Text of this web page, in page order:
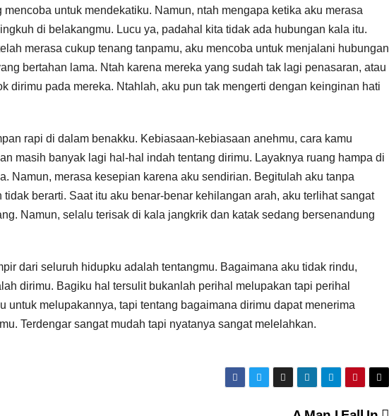
untuk mendekatiku. Namun, ntah mengapa ketika aku merasa
di belakangmu. Lucu ya, padahal kita tidak ada hubungan kala itu.
merasa cukup tenang tanpamu, aku mencoba untuk menjalani hubungan
bertahan lama. Ntah karena mereka yang sudah tak lagi penasaran, atau
dirimu pada mereka. Ntahlah, aku pun tak mengerti dengan keinginan hati
rapi di dalam benakku. Kebiasaan-kebiasaan anehmu, cara kamu
masih banyak lagi hal-hal indah tentang dirimu. Layaknya ruang hampa di
Namun, merasa kesepian karena aku sendirian. Begitulah aku tanpa
berarti. Saat itu aku benar-benar kehilangan arah, aku terlihat sangat
Namun, selalu terisak di kala jangkrik dan katak sedang bersenandung
dari seluruh hidupku adalah tentangmu. Bagaimana aku tidak rindu,
dirimu. Bagiku hal tersulit bukanlah perihal melupakan tapi perihal
untuk melupakannya, tapi tentang bagaimana dirimu dapat menerima
Terdengar sangat mudah tapi nyatanya sangat melelahkan.